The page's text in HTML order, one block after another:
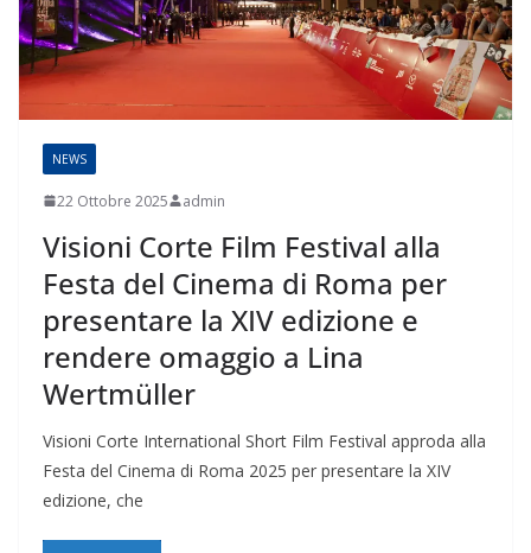
NEWS
22 Ottobre 2025 admin
Visioni Corte Film Festival alla
Festa del Cinema di Roma per
presentare la XIV edizione e
rendere omaggio a Lina
Wertmüller
Visioni Corte International Short Film Festival approda alla
Festa del Cinema di Roma 2025 per presentare la XIV
edizione, che